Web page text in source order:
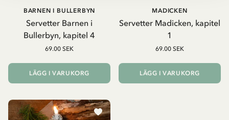
Servetter Barnen i
Bullerbyn, kapitel 4
BARNEN I BULLERBYN
69.00 SEK
LÄGG I VARUKORG
Servetter Madicken, kapitel
1
MADICKEN
69.00 SEK
LÄGG I VARUKORG